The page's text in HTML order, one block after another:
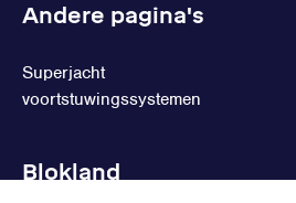
Andere pagina's
Superjacht
voortstuwingssystemen
Blokland